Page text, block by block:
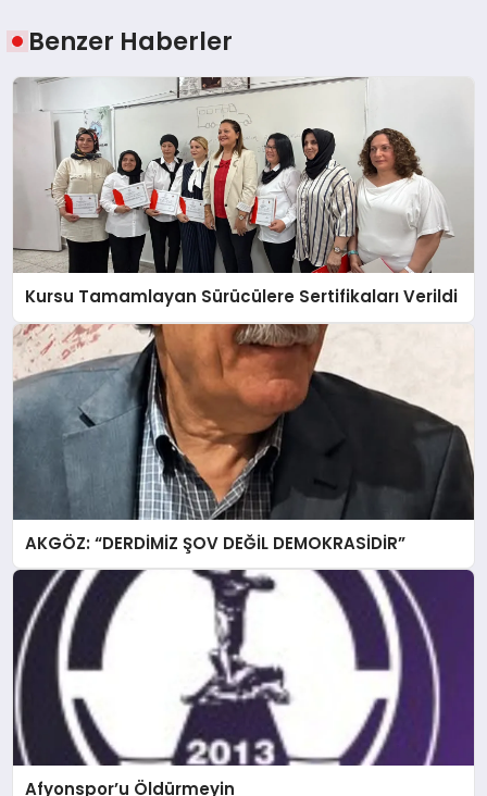
Benzer Haberler
Kursu Tamamlayan Sürücülere Sertifikaları Verildi
AKGÖZ: “DERDİMİZ ŞOV DEĞİL DEMOKRASİDİR”
Afyonspor’u Öldürmeyin